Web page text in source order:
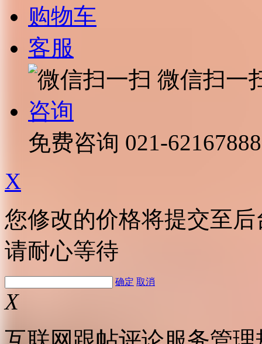
购物车
客服
微信扫一
咨询
免费咨询 021-62167888
X
您修改的价格将提交至
请耐心等待
确定 取消
X